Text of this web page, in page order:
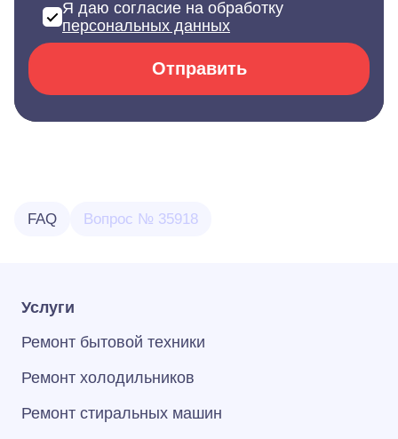
Я даю согласие на обработку
персональных данных
Отправить
FAQ Вопрос № 35918
Услуги
Ремонт бытовой техники
Ремонт холодильников
Ремонт стиральных машин